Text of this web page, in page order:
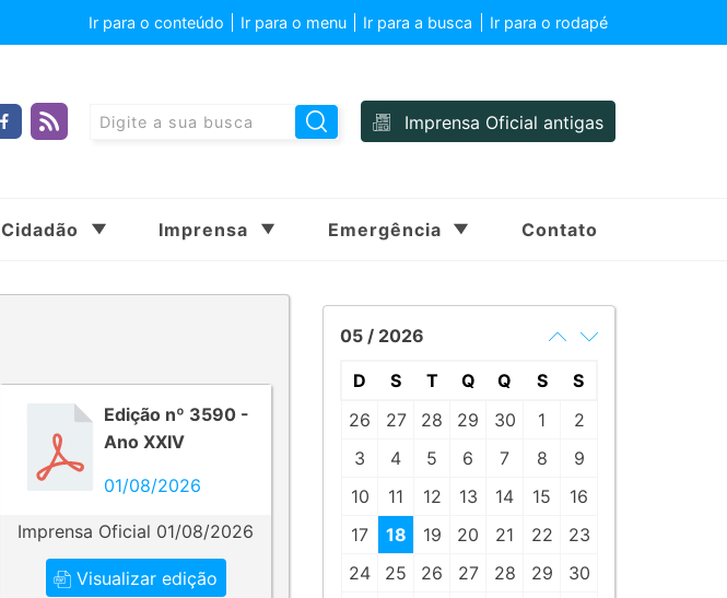
Ir para o conteúdo Ir para o menu Ir para a busca Ir para o rodapé
Imprensa Oficial antigas
Cidadão Imprensa Emergência Contato
Edição nº 3590 -
Ano XXIV
01/08/2026
Imprensa Oficial 01/08/2026
Visualizar edição
05 / 2026
D S T Q Q S
S
26
27 28 29 30 1
2
3
4 5 6 7 8
9
10
11 12 13 14 15
16
17
18 19 20 21 22
23
24
25 26 27 28 29
30